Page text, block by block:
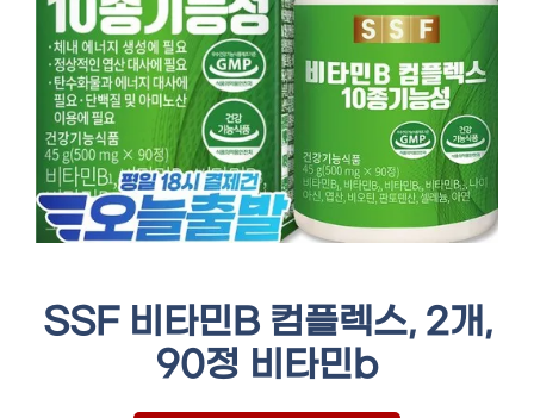
SSF 비타민B 컴플렉스, 2개,
90정 비타민b